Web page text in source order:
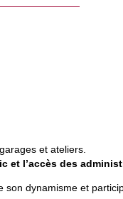
et ateliers.
et l’accès des
son dynamisme et